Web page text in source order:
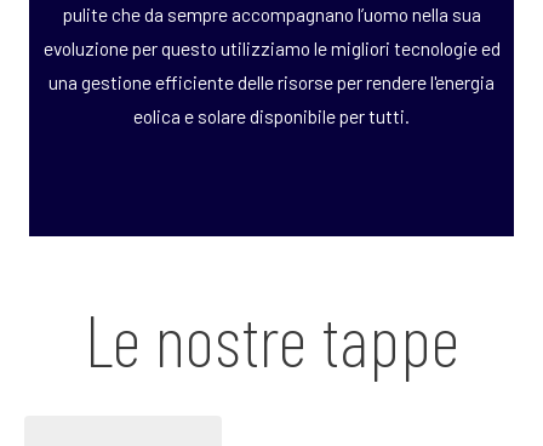
pulite che da sempre accompagnano l’uomo nella sua
evoluzione per questo utilizziamo le migliori tecnologie ed
una gestione efficiente delle risorse per rendere l'energia
eolica e solare disponibile per tutti.
Le nostre tappe